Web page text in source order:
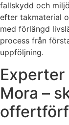
fallskydd och
efter takmaterial
med förlängd
process från
uppföljning.
Mora –